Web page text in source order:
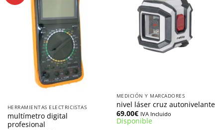
HERRAMIENTAS ELECTRICISTAS
multímetro digital
profesional
MEDICIÓN Y MARCADORES
nivel láser cruz autonivelante
69.00€ IVA Incluido
Disponible